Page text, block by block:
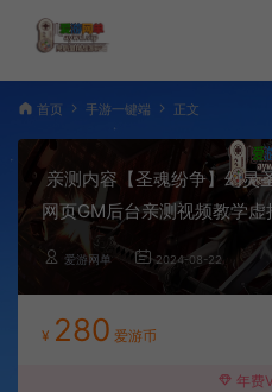
首页 手游一键端 正文
亲测内容【圣魂纷争】幻灵
网页GM后台亲测视频教学
爱游网单 2024-08-22
¥ 280 爱游币
年费